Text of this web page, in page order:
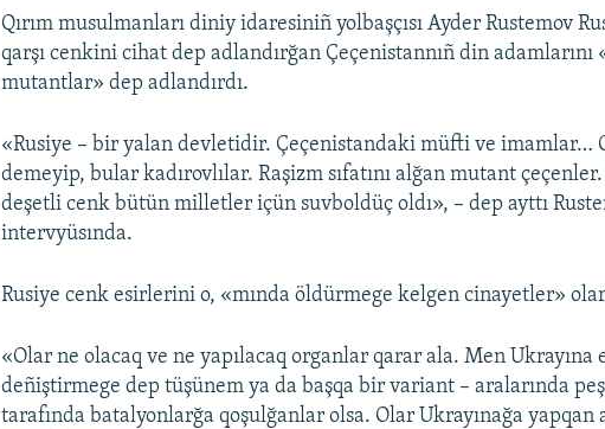
Qırım musulmanları diniy idaresiniñ yolbaşçısı Ayder Rustemov
qarşı cenkini cihat dep adlandırğan Çeçenistannıñ din adamlarını
mutantlar» dep adlandırdı.
«Rusiye – bir yalan devletidir. Çeçenistandaki müfti ve imamlar…
demeyip, bular kadırovlılar. Raşizm sıfatını alğan mutant
deşetli cenk bütün milletler içün suvboldüç oldı», – dep ayttı
intervyüsında.
Rusiye cenk esirlerini o, «mında öldürmege kelgen cinayetler»
«Olar ne olacaq ve ne yapılacaq organlar qarar ala. Men Ukrayına
deñiştirmege dep tüşünem ya da başqa bir variant – aralarında
tarafında batalyonlarğa qoşulğanlar olsa. Olar Ukrayınağa